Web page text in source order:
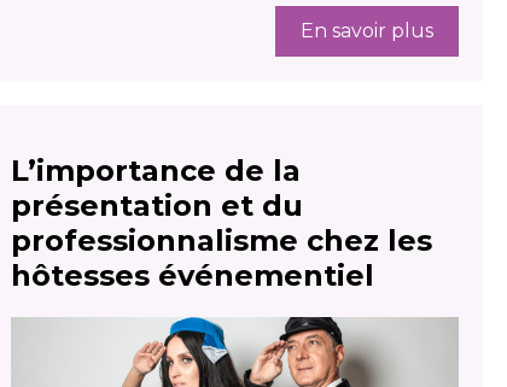
En savoir plus
L’importance de la
présentation et du
professionnalisme chez les
hôtesses événementiel